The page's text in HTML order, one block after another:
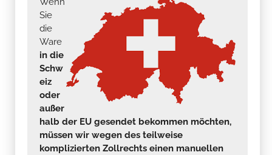
Sie
die
Ware
in die
Schw
eiz
oder
außer
halb der EU gesendet bekommen möchten,
müssen wir wegen des teilweise
komplizierten Zollrechts einen manuellen